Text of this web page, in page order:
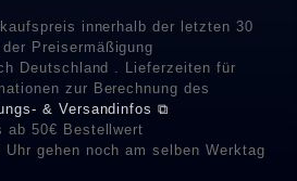
innerhalb der letzten 30
Preisermäßigung
Deutschland . Lieferzeiten für
zur Berechnung des
& Versandinfos ⧉
ab 50€ Bestellwert
gehen noch am selben Werktag